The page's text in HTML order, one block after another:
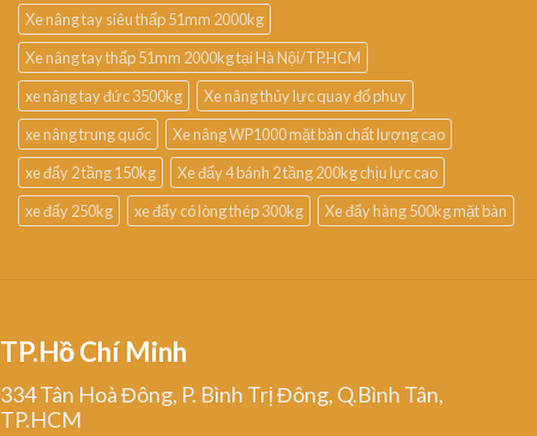
Xe nâng tay siêu thấp 51mm 2000kg
Xe nâng tay thấp 51mm 2000kg tại Hà Nội/TP.HCM
xe nâng tay đức 3500kg
Xe nâng thủy lực quay đổ phuy
xe nâng trung quốc
Xe nâng WP1000 mặt bàn chất lượng cao
xe đẩy 2 tầng 150kg
Xe đẩy 4 bánh 2 tầng 200kg chịu lực cao
xe đẩy 250kg
xe đẩy có lòng thép 300kg Xe đẩy hàng 500kg mặt bàn
TP.Hồ Chí Minh
334 Tân Hoà Đông, P. Bình Trị Đông, Q.Bình Tân,
TP.HCM